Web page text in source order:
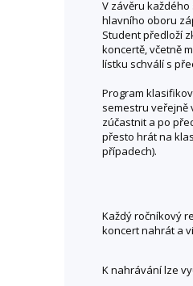
V závěru
hlavního oboru
Student předloží
koncertě, včetně
lístku schválí s
Program
semestru veřejně
zúčastnit a po
přesto hrát na
případech).
Každý ročníkový
koncert nahrát a
K nahrávání lze